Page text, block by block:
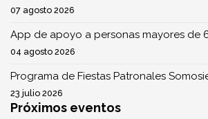
07 agosto 2026
App de apoyo a personas mayores de
04 agosto 2026
Programa de Fiestas Patronales
23 julio 2026
Próximos eventos